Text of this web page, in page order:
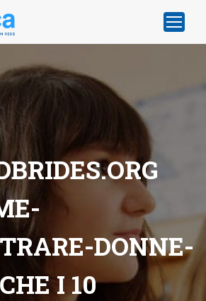
DONNE-
I 10